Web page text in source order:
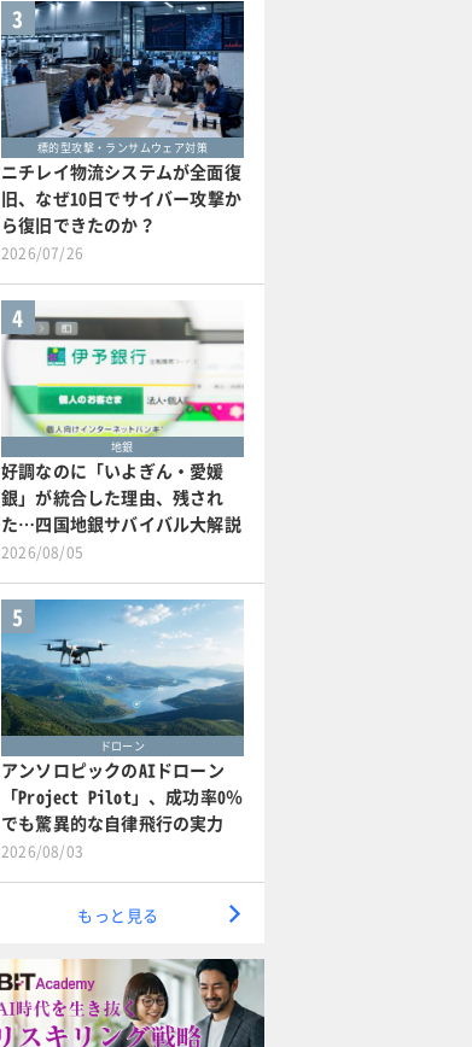
3
標的型攻撃・ランサムウェア対策
ニチレイ物流システムが全面復
旧、なぜ10日でサイバー攻撃か
ら復旧できたのか？
2026/07/26
4
地銀
好調なのに「いよぎん・愛媛
銀」が統合した理由、残され
た…四国地銀サバイバル大解説
2026/08/05
5
ドローン
アンソロピックのAIドローン
「Project Pilot」、成功率0％
でも驚異的な自律飛行の実力
2026/08/03
もっと見る